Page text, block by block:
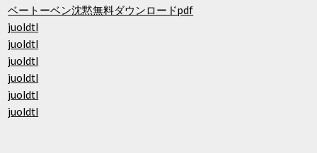
ベートーベン沈黙無料ダウンロードpdf
juoldtl
juoldtl
juoldtl
juoldtl
juoldtl
juoldtl